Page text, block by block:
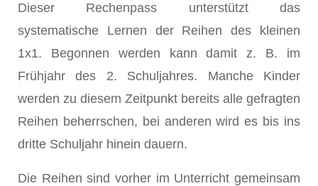
Dieser Rechenpass unterstützt das
systematische Lernen der Reihen des kleinen
1x1. Begonnen werden kann damit z. B. im
Frühjahr des 2. Schuljahres. Manche Kinder
werden zu diesem Zeitpunkt bereits alle gefragten
Reihen beherrschen, bei anderen wird es bis ins
dritte Schuljahr hinein dauern.
Die Reihen sind vorher im Unterricht gemeinsam